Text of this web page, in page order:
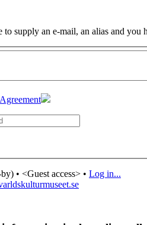
supply an e-mail, an alias and you
• <Guest access> • Log in...